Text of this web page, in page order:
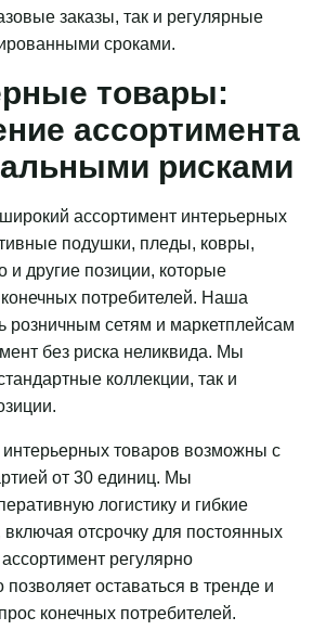
заказы, так и регулярные
сроками.
товары:
ассортимента
рисками
ассортимент интерьерных
подушки, пледы, ковры,
и другие позиции, которые
потребителей. Наша
розничным сетям и маркетплейсам
без риска неликвида. Мы
коллекции, так и
товаров возможны с
от 30 единиц. Мы
логистику и гибкие
отсрочку для постоянных
регулярно
позволяет оставаться в тренде и
конечных потребителей.